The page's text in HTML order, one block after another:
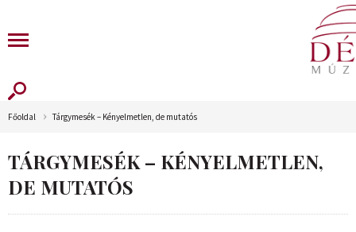
Főoldal Tárgymesék – Kényelmetlen, de mutatós
TÁRGYMESÉK – KÉNYELMETLEN,
DE MUTATÓS